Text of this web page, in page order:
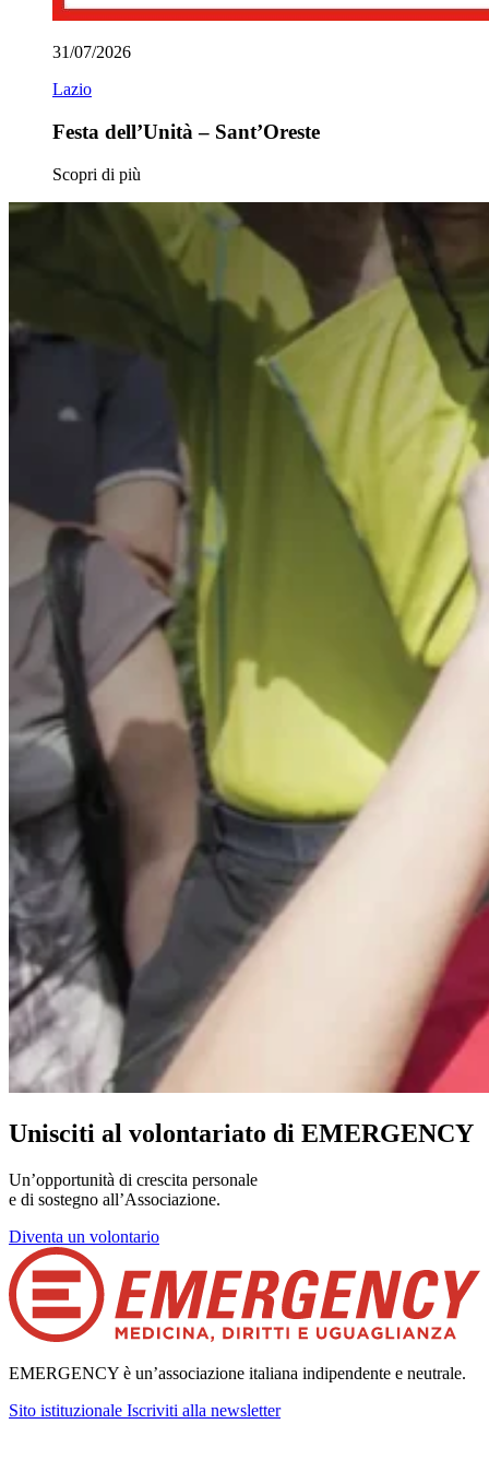
31/07/2026
Lazio
Festa dell’Unità – Sant’Oreste
Scopri di più
Unisciti al volontariato di EMERGENCY
Un’opportunità di crescita personale
e di sostegno all’Associazione.
Diventa un volontario
EMERGENCY è un’associazione italiana indipendente e neutrale.
Sito istituzionale Iscriviti alla newsletter